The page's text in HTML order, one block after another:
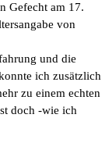
Gefecht am 17.
von
und die
ich zusätzlich
zu einem echten
doch -wie ich